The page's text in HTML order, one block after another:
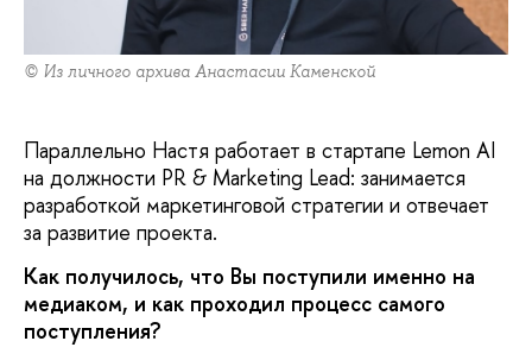
© Из личного архива Анастасии Каменской
Параллельно Настя работает в стартапе Lemon AI
на должности PR & Marketing Lead: занимается
разработкой маркетинговой стратегии и отвечает
за развитие проекта.
Как получилось, что Вы поступили именно на
медиаком, и как проходил процесс самого
поступления?